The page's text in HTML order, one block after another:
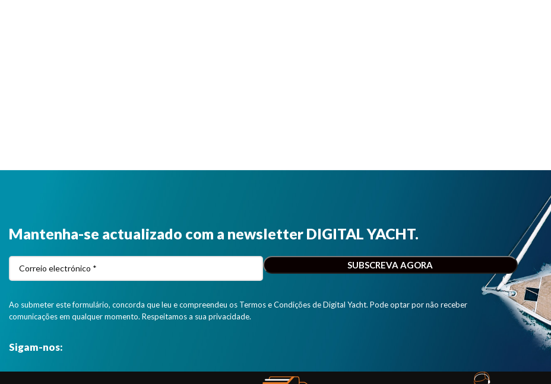
Mantenha-se actualizado com a newsletter DIGITAL YACHT.
Ao submeter este formulário, concorda que leu e compreendeu os Termos e Condições de Digital Yacht. Pode optar por não receber
comunicações em qualquer momento. Respeitamos a sua privacidade.
Sigam-nos: